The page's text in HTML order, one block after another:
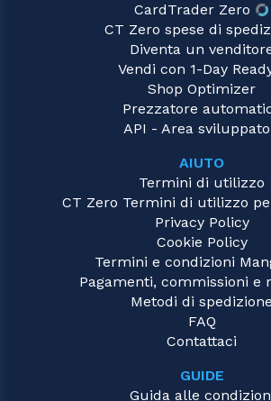
CardTrader Zero
CT Zero spese di
Diventa un
Vendi con 1-Day
Shop Optimizer
Prezzatore
API - Area
AIUTO
Termini di utilizzo
CT Zero Termini di utilizzo
Privacy Policy
Cookie Policy
Termini e condizioni
Pagamenti, commissioni e
Metodi di spedizione
FAQ
Contattaci
GUIDE
Guida alle